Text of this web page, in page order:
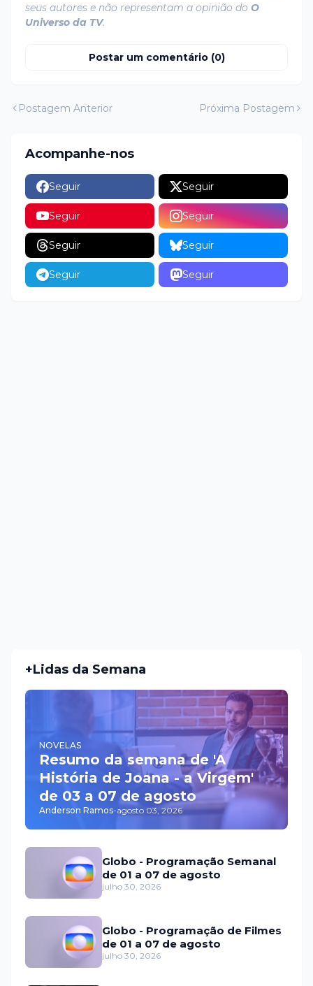
seus autores e não representam a opinião do O
Universo da TV.
Postar um comentário (0)
Postagem Anterior Próxima Postagem
Acompanhe-nos
Seguir Seguir
Seguir Seguir
Seguir Seguir
Seguir Seguir
+Lidas da Semana
NOVELAS
Resumo da semana de 'A
História de Joana - a Virgem'
de 03 a 07 de agosto
Anderson Ramos-agosto 03, 2026
Globo - Programação Semanal
de 01 a 07 de agosto
julho 30, 2026
Globo - Programação de Filmes
de 01 a 07 de agosto
julho 30, 2026